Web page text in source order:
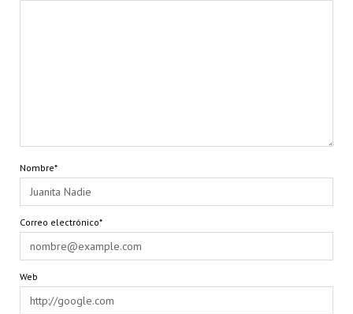
Nombre*
Correo electrónico*
Web